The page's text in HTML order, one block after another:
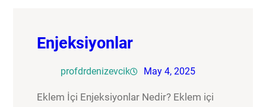
Enjeksiyonlar
profdrdenizevcik May 4, 2025
Eklem İçi Enjeksiyonlar Nedir? Eklem içi